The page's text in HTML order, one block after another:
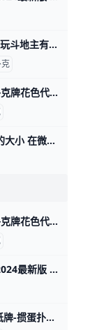
扑克牌斗地主怎么玩 玩斗地主有哪些小技巧 斗地主游戏玩法指南 扑克牌斗地主是一种三人玩的争先型牌类游戏，每局牌有一个玩家是“地主”，独自对抗另两个组成同盟的玩家。斗地主玩法比较简单，发牌时，庄家先从牌堆
扑克牌花色大小顺序 扑克牌花色代表什么人 扑克牌分为四种花色：黑桃、方块、梅花和红桃，但各国人民都以本国民族文化对四种花色给予不同的文化阐述，比如说，中国人将四种花色理解为春、夏、秋
微扑克德州俱乐部约局的大小 在微扑克的德州俱乐部中，约局的大小通常取决于多个因素，包括玩家的资金实力、俱乐部的规则以及所选择的游戏类型。以下是一些关于微扑克德州俱乐部约
扑克牌花色大小顺序 扑克牌花色代表什么人 扑克牌分为四种花色：黑桃、方块、梅花和红桃，但各国人民都以本国民族文化对四种花色给予不同的文化阐述，比如说，中国人将四种花色理解为春、夏、秋
微扑克下载与安装方法2024最新版 微扑克（WePoker）是一款流行的德州扑克应用程序，可以在多个平台上下载和安装。以下是下载和安装微扑克的主要方法： 安卓设备安装 安卓用户可以
2024年扑克十大品牌 纸牌-掼蛋扑克品牌排行，微扑克牌哪个牌子好 2024年扑克十大品牌 十大扑克品牌排行榜，纸牌-掼蛋扑克品牌排行，扑克牌哪个牌子好 扑克什么牌子好？经专业评测的2024年扑克十大品牌名单发布